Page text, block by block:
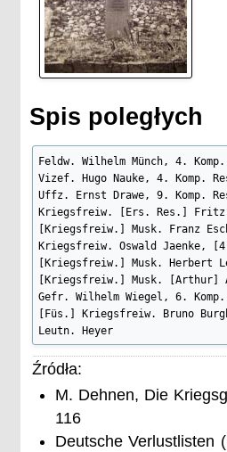
Spis poległych
Feldw. Wilhelm Münch, 4.
Vizef. Hugo Nauke, 4. Komp.
Uffz. Ernst Drawe, 9. Komp.
Kriegsfreiw. [Ers. Res.] Fritz
[Kriegsfreiw.] Musk. Franz
Kriegsfreiw. Oswald Jaenke,
[Kriegsfreiw.] Musk. Herbert
[Kriegsfreiw.] Musk. [Arthur]
Gefr. Wilhelm Wiegel, 6.
[Füs.] Kriegsfreiw. Bruno
Leutn. Heyer
Źródła:
M. Dehnen, Die
116
Deutsche Verlustlisten